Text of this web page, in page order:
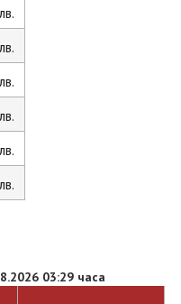
лв.
лв.
лв.
лв.
лв.
03:29 часа